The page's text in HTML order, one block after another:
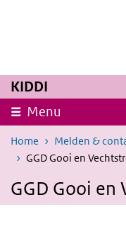
Overslaan en naar de
KIDDI
Menu
Home Melden &
GGD Gooi en
GGD Gooi en